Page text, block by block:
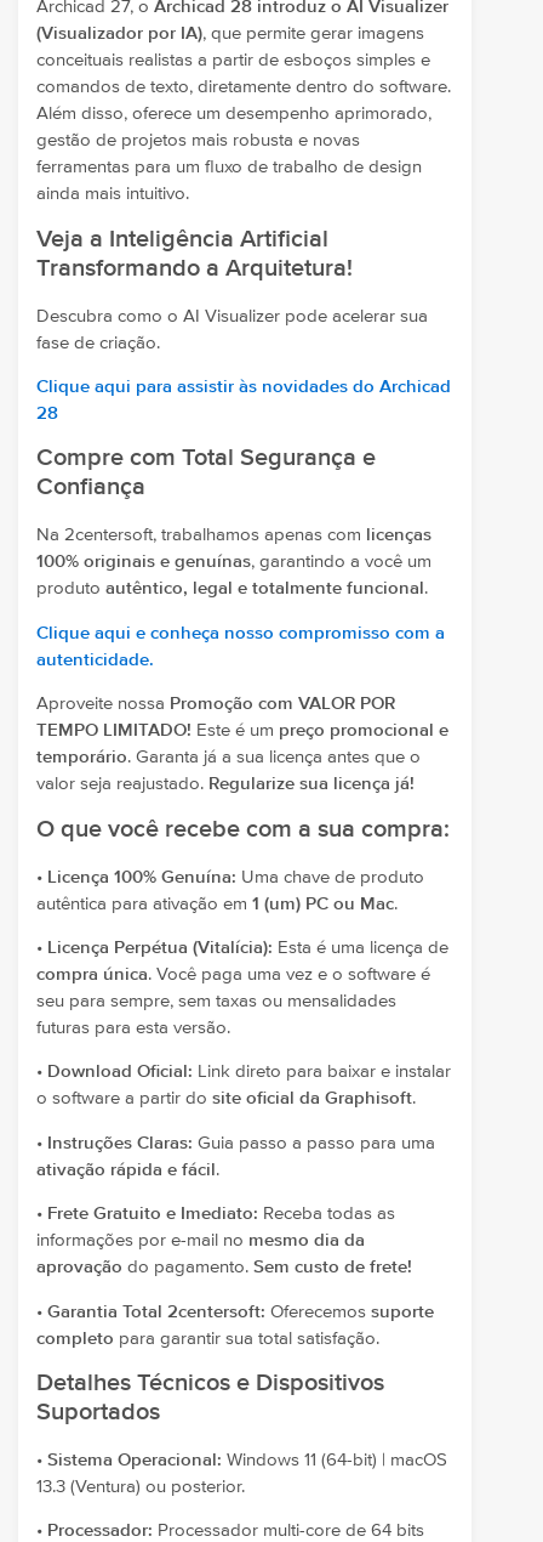
Archicad 27, o Archicad 28 introduz o AI Visualizer
(Visualizador por IA), que permite gerar imagens
conceituais realistas a partir de esboços simples e
comandos de texto, diretamente dentro do software.
Além disso, oferece um desempenho aprimorado,
gestão de projetos mais robusta e novas
ferramentas para um fluxo de trabalho de design
ainda mais intuitivo.
Veja a Inteligência Artificial
Transformando a Arquitetura!
Descubra como o AI Visualizer pode acelerar sua
fase de criação.
Clique aqui para assistir às novidades do Archicad
28
Compre com Total Segurança e
Confiança
Na 2centersoft, trabalhamos apenas com
licenças
100% originais e genuínas, garantindo a você um
produto autêntico, legal e totalmente funcional .
Clique aqui e conheça nosso compromisso com a
autenticidade.
Aproveite nossa Promoção com VALOR POR
TEMPO LIMITADO! Este é um preço promocional e
temporário. Garanta já a sua licença antes que o
valor seja reajustado. Regularize sua licença já!
O que você recebe com a sua compra:
• Licença 100% Genuína: Uma chave de produto
autêntica para ativação em 1 (um) PC ou Mac.
• Licença Perpétua (Vitalícia): Esta é uma licença de
compra única. Você paga uma vez e o software é
seu para sempre, sem taxas ou mensalidades
futuras para esta versão.
• Download Oficial: Link direto para baixar e instalar
o software a partir do site oficial da Graphisoft.
• Instruções Claras: Guia passo a passo para uma
ativação rápida e fácil .
• Frete Gratuito e Imediato: Receba todas as
informações por e-mail no mesmo dia da
aprovação do pagamento. Sem custo de frete!
• Garantia Total 2centersoft: Oferecemos suporte
completo para garantir sua total satisfação.
Detalhes Técnicos e Dispositivos
Suportados
• Sistema Operacional: Windows 11 (64-bit) | macOS
13.3 (Ventura) ou posterior.
• Processador: Processador multi-core de 64 bits